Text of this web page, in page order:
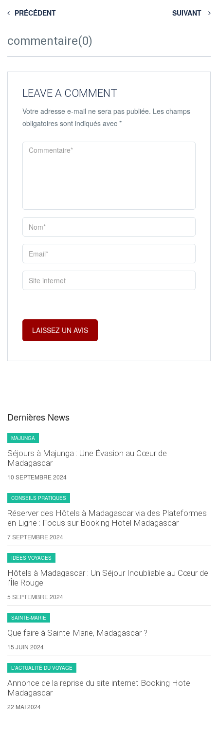
PRÉCÉDENT SUIVANT
commentaire(0)
LEAVE A COMMENT
Votre adresse e-mail ne sera pas publiée. Les champs
obligatoires sont indiqués avec *
Dernières News
MAJUNGA
Séjours à Majunga : Une Évasion au Cœur de
Madagascar
10 SEPTEMBRE 2024
CONSEILS PRATIQUES
Réserver des Hôtels à Madagascar via des Plateformes
en Ligne : Focus sur Booking Hotel Madagascar
7 SEPTEMBRE 2024
IDÉES VOYAGES
Hôtels à Madagascar : Un Séjour Inoubliable au Cœur de
l’Île Rouge
5 SEPTEMBRE 2024
SAINTE-MARIE
Que faire à Sainte-Marie, Madagascar ?
15 JUIN 2024
L'ACTUALITÉ DU VOYAGE
Annonce de la reprise du site internet Booking Hotel
Madagascar
22 MAI 2024